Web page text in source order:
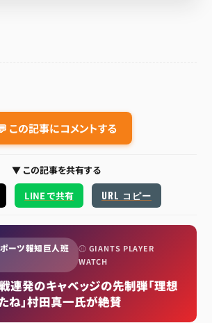
この記事にコメントする
▼ この記事を共有する
LINE で共有 URL コピー
ーツ報知巨人班
⚾ GIANTS PLAYER
WATCH
戦連発のキャベッジの先制弾「理想
ね」村田真一氏が絶賛